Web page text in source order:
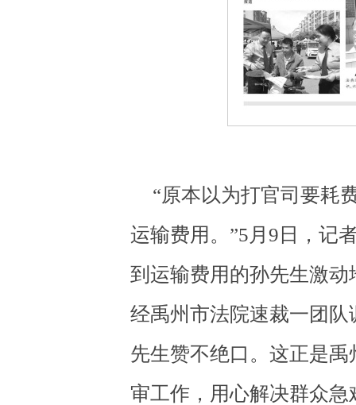
“原本以为打官司要耗
运输费用。”5月9日，记
到运输费用的孙先生激
经禹州市法院速裁一团
先生赞不绝口。这正是
审工作，用心解决群众